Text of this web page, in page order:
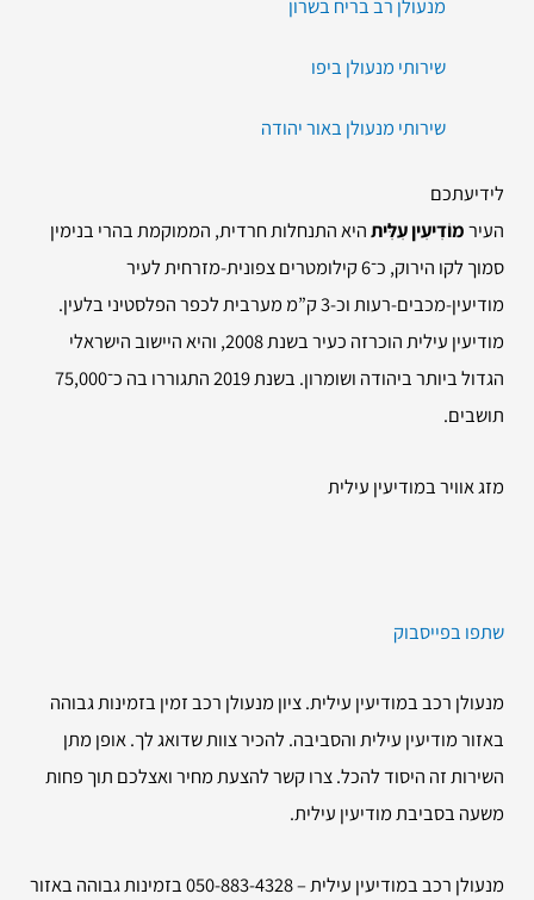
מנעולן רב בריח בשרון
שירותי מנעולן ביפו
שירותי מנעולן באור יהודה
לידיעתכם
העירמוֹדִיעִין עִלִּיתהיא התנחלות חרדית, הממוקמת בהרי בנימין
סמוך לקו הירוק, כ־6 קילומטרים צפונית-מזרחית לעיר
מודיעין-מכבים-רעות וכ-3 ק”מ מערבית לכפר הפלסטיני בלעין.
מודיעין עילית הוכרזה כעיר בשנת 2008‏, והיא היישוב הישראלי
הגדול ביותר ביהודה ושומרון. בשנת 2019 התגוררו בה כ־75,000
תושבים.
מזג אוויר במודיעין עילית
שתפו בפייסבוק
מנעולן רכב במודיעין עילית. ציון מנעולן רכב זמין בזמינות גבוהה
באזור מודיעין עילית והסביבה. להכיר צוות שדואג לך. אופן מתן
השירות זה היסוד להכל. צרו קשר להצעת מחיר ואצלכם תוך פחות
משעה בסביבת מודיעין עילית.
מנעולן רכב במודיעין עילית – 050-883-4328 בזמינות גבוהה באזור